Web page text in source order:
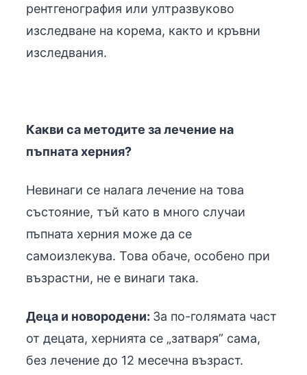
рентгенография или ултразвуково
изследване на корема, както и кръвни
изследвания.
Какви са методите за лечение на
пъпната херния?
Невинаги се налага лечение на това
състояние, тъй като в много случаи
пъпната херния може да се
самоизлекува. Това обаче, особено при
възрастни, не е винаги така.
Деца и новородени: За по-голямата част
от децата, хернията се „затваря” сама,
без лечение до 12 месечна възраст.